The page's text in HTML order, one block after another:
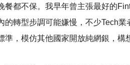
餐都不保。我早年曾主張最好的
的轉型步調可能嫌慢，不少Tech
準，模仿其他國家開放純網銀，構